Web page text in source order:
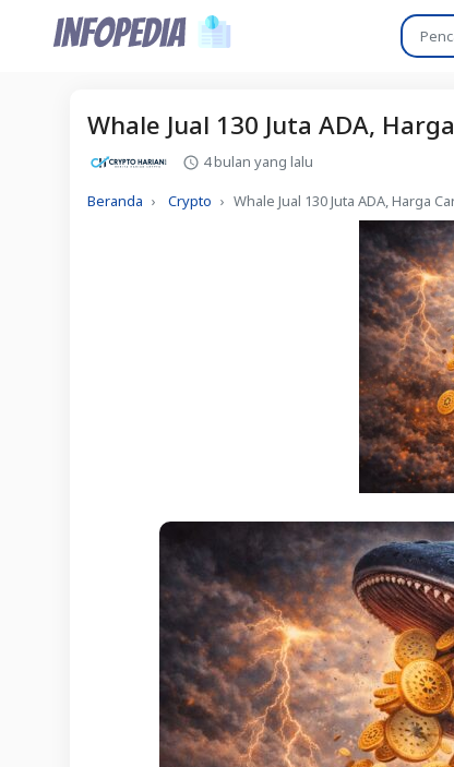
Whale Jual 130 Juta ADA,
4 bulan yang lalu
Beranda Crypto Whale Jual 130 Juta ADA, Harga